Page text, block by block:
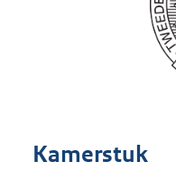
Kamerstuk